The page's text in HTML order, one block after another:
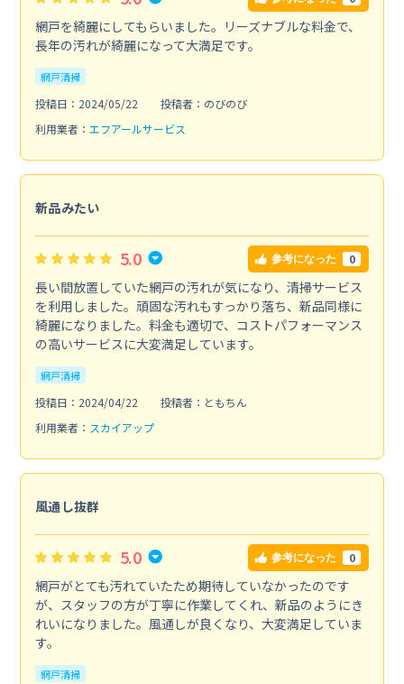
網戸を綺麗にしてもらいました。リーズナブルな料金で、
長年の汚れが綺麗になって大満足です。
網戸清掃
投稿日：2024/05/22
投稿者：のびのび
利用業者： エフアールサービス
新品みたい
5.0 参考になった 0
長い間放置していた網戸の汚れが気になり、清掃サービス
を利用しました。頑固な汚れもすっかり落ち、新品同様に
綺麗になりました。料金も適切で、コストパフォーマンス
の高いサービスに大変満足しています。
網戸清掃
投稿日：2024/04/22
投稿者：ともちん
利用業者： スカイアップ
風通し抜群
5.0 参考になった 0
網戸がとても汚れていたため期待していなかったのです
が、スタッフの方が丁寧に作業してくれ、新品のようにき
れいになりました。風通しが良くなり、大変満足していま
す。
網戸清掃